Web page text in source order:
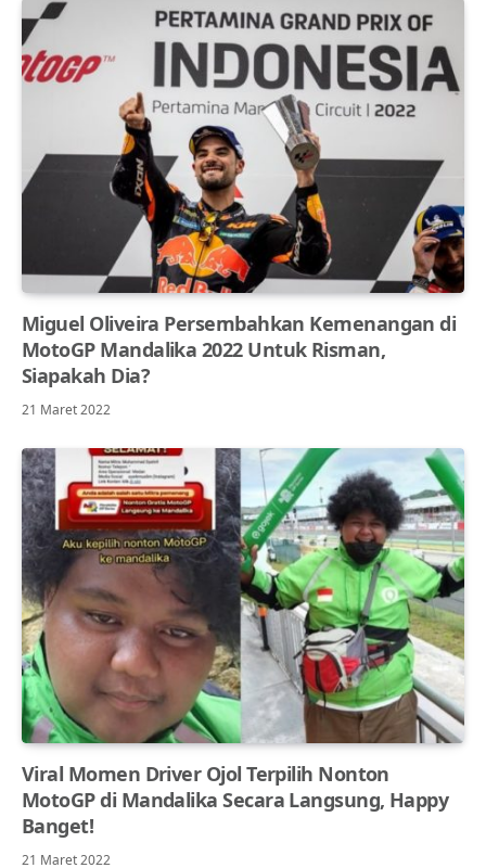
Miguel Oliveira Persembahkan Kemenangan di
MotoGP Mandalika 2022 Untuk Risman,
Siapakah Dia?
21 Maret 2022
Viral Momen Driver Ojol Terpilih Nonton
MotoGP di Mandalika Secara Langsung, Happy
Banget!
21 Maret 2022